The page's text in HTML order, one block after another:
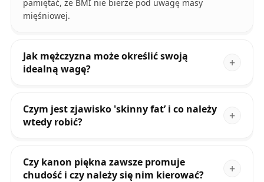
pamiętać, że BMI nie bierze pod uwagę masy
mięśniowej.
Jak mężczyzna może określić swoją
idealną wagę?
Czym jest zjawisko 'skinny fat’ i co należy
wtedy robić?
Czy kanon piękna zawsze promuje
chudość i czy należy się nim kierować?